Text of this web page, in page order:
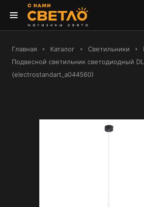
Главная Каталог Светильники
Подвесной светильник светодиодный
(electrostandart_a044560)